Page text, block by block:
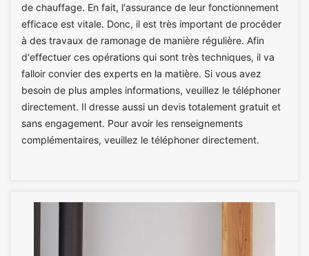
de chauffage. En fait, l'assurance de leur fonctionnement
efficace est vitale. Donc, il est très important de procéder
à des travaux de ramonage de manière régulière. Afin
d'effectuer ces opérations qui sont très techniques, il va
falloir convier des experts en la matière. Si vous avez
besoin de plus amples informations, veuillez le téléphoner
directement. Il dresse aussi un devis totalement gratuit et
sans engagement. Pour avoir les renseignements
complémentaires, veuillez le téléphoner directement.